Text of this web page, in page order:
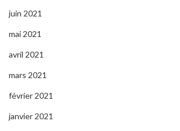
juin 2021
mai 2021
avril 2021
mars 2021
février 2021
janvier 2021